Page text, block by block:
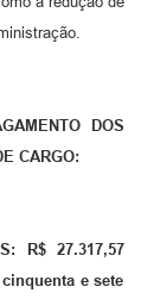
DOS
CARGO:
R$ 27.317,57
e sete